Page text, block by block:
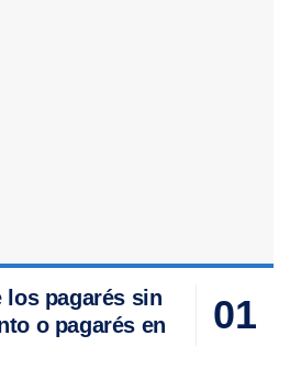
los pagarés sin
o pagarés en